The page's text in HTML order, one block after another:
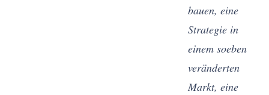
bauen, eine
Strategie in
einem soeben
veränderten
Markt, eine